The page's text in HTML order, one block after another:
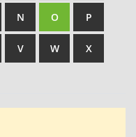
N O P
V W X